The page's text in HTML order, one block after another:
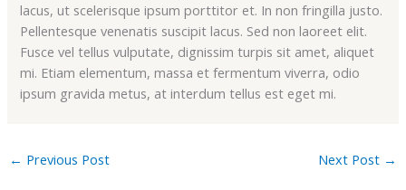
lacus, ut scelerisque ipsum porttitor et. In non fringilla justo.
Pellentesque venenatis suscipit lacus. Sed non laoreet elit.
Fusce vel tellus vulputate, dignissim turpis sit amet, aliquet
mi. Etiam elementum, massa et fermentum viverra, odio
ipsum gravida metus, at interdum tellus est eget mi.
← Previous Post Next Post →